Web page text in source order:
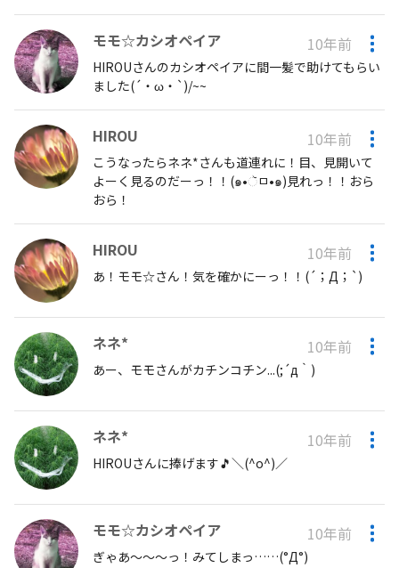
モモ☆カシオペイア 10年前
HIROUさんのカシオペイアに間一髪で助けてもらい
ました(´・ω・`)/~~
HIROU 10年前
こうなったらネネ*さんも道連れに！目、見開いて
よーく見るのだーっ！！(๑•ૅㅁ•๑)見れっ！！おら
おら！
HIROU 10年前
あ！モモ☆さん！気を確かにーっ！！(´；Д；`)
ネネ* 10年前
あー、モモさんがカチンコチン...(;´д｀)
ネネ* 10年前
HIROUさんに捧げます🎵＼(^o^)／
モモ☆カシオペイア 10年前
ぎゃあ～～～っ！みてしまっ……(°Д°)